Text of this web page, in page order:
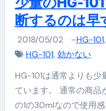
断するのは早
2018/05/02 –HG-101,
HG-101, 効かない
HG-101は通常よりも少量のバージョンも販売され
ています。 通常の商品
の1の30mlなので使用